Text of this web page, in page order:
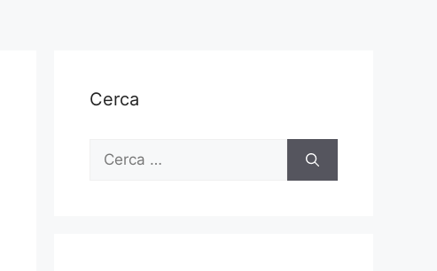
Cerca
Ricerca